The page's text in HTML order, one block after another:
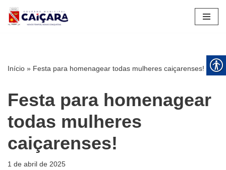
Pular
Início » Festa para homenagear todas mulheres caiçarenses!
Festa para homenagear
todas mulheres
caiçarenses!
1 de abril de 2025